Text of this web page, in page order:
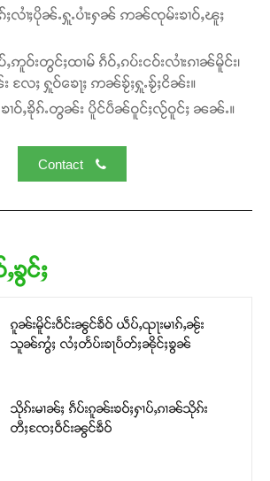
Support SHAN
င်ၸႂ်ၵူၼ်းမိူင်း ၵူႈတီႈၵူႈလႅၼ်ပေႃးတေၸွ
ၾႃႉၼၼ်ႉ ၶဝ်ႈႁူမ်ႈၵမ်ႉထႅမ် ၸုမ်းၶၢ
ၽူႈတွႆႇႁွၵ်ႈ လႆႈယူႇၶႃႈဢေႃႈ။
ႈလၢႆႈပိုၼ်ႉႁူႉပၢႆးႁၼ် ဢၼ်ၸုမ်းၶၢဝ်ႇၽူႈ
ႇဢူဝ်းတွင်ႈထၢမ် ၵဵဝ်ႇၵပ်းငဝ်းလၢႆးၵၢၼ်မိူင်း၊
း လႄႈ ႁူဝ်ၶေႃႈ ဢၼ်ၶႂ်ႈႁူႉၶႂ်ႈငိၼ်း။
ၢဝ်ႇၶိုၵ်ႉတွၼ်း ပိူင်ပဵၼ်ဝူင်ႈလႂ်ဝူင်ႈ ၼၼ်ႉ။
Contact
ၶွင်ႈ
ၵူၼ်းမိူင်းဝဵင်းၼွင်ၶဵဝ် ယဵပ်ႇၺႃးမၢၵ်ႇၼႂ်း
သူၼ်ဢွႆႈ လႆႈတႅပ်းၶႃပႅတ်ႈၼိုင်ႈၶွၼ်
သိုၵ်းမၢၼ်ႈ ၵဵပ်းၵူၼ်းၶဝ်ႈႁၢပ်ႇၵၢၼ်သိုၵ်း
တီႈၸႄႈဝဵင်းၼွင်ၶဵဝ်